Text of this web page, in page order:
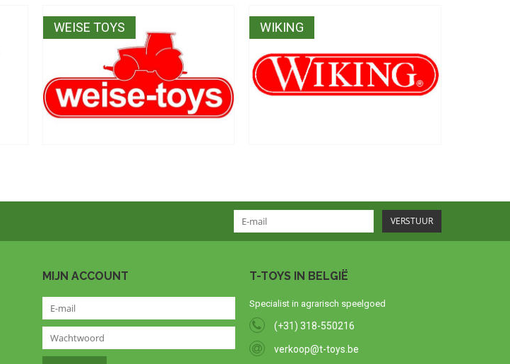
WEISE TOYS WIKING
VERSTUUR
MIJN ACCOUNT T-TOYS IN BELGIË
Specialist in agrarisch speelgoed
(+31) 318-550216
verkoop@t-toys.be